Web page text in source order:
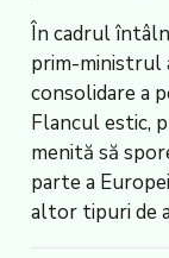
În cadrul
prim-ministrul
consolidare a
Flancul estic,
menită să
parte a
altor tipuri de